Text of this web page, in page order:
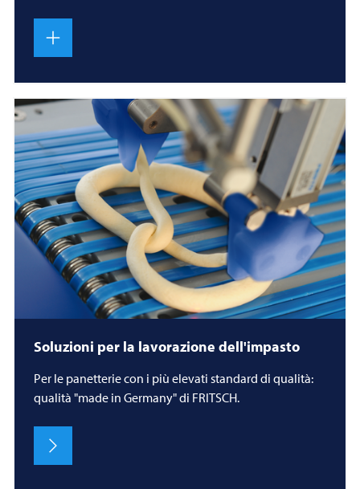
Soluzioni per la lavorazione dell'impasto
Per le panetterie con i più elevati standard di qualità:
qualità "made in Germany" di FRITSCH.